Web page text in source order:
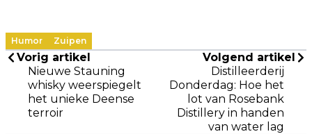
Humor Zuipen
Vorig artikel
Nieuwe Stauning
whisky weerspiegelt
het unieke Deense
terroir
Volgend artikel
Distilleerderij
Donderdag: Hoe het
lot van Rosebank
Distillery in handen
van water lag